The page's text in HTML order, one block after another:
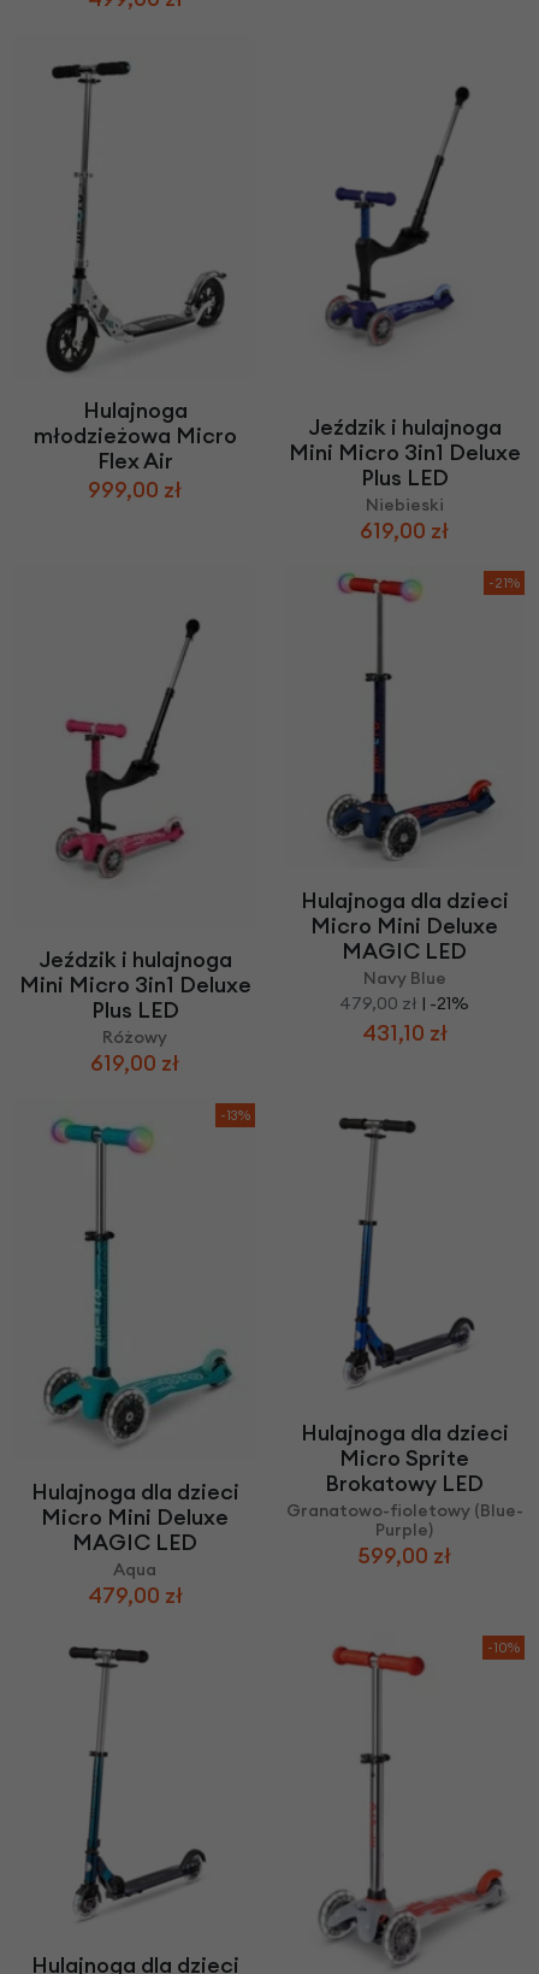
Hulajnoga
młodzieżowa Micro
Flex Air
999,00 zł
Jeździk i hulajnoga
Mini Micro 3in1 Deluxe
Plus LED
Niebieski
619,00 zł
Jeździk i hulajnoga
Mini Micro 3in1 Deluxe
Plus LED
Różowy
619,00 zł
-21%
Hulajnoga dla dzieci
Micro Mini Deluxe
MAGIC LED
Navy Blue
479,00 zł | -21%
431,10 zł
-13%
Hulajnoga dla dzieci
Micro Mini Deluxe
MAGIC LED
Aqua
479,00 zł
Hulajnoga dla dzieci
Micro Sprite
Brokatowy LED
Granatowo-fioletowy (Blue-
Purple)
599,00 zł
Hulajnoga dla dzieci
-10%